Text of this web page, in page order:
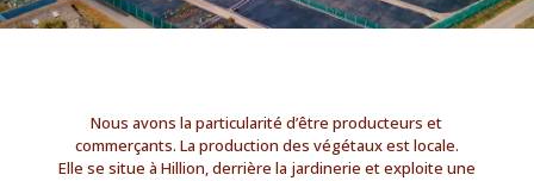
Nous avons la particularité d’être producteurs et
commerçants. La production des végétaux est locale.
Elle se situe à Hillion, derrière la jardinerie et exploite une